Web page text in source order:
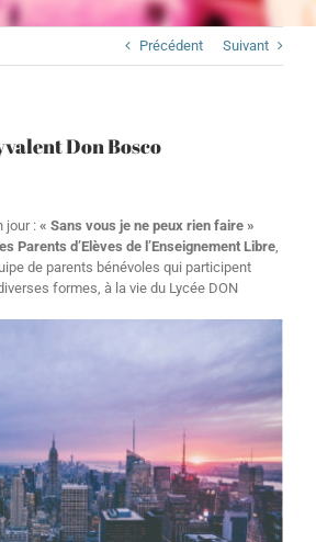
Précédent Suivant
Don Bosco
jour :« Sans vous je ne peux rien faire »
Parents d’Elèves de l’Enseignement Libre,
de parents bénévoles qui participent
formes, à la vie du Lycée DON